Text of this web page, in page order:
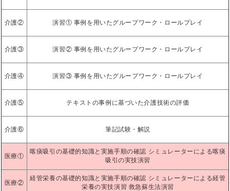
介護② 演習① 事例を用いたグループワーク・ロールプレイ
介護③ 演習② 事例を用いたグループワーク・ロールプレイ
介護④ 演習③ 事例を用いたグループワーク・ロールプレイ
介護⑤ テキストの事例に基づいた介護技術の評価
介護⑥ 筆記試験・解説
医療①
喀痰吸引の基礎的知識と実施手順の確認 シミュレーターによる喀痰
吸引の実技演習
医療②
経管栄養の基礎的知識と実施手順の確認 シミュレーターによる経管
栄養の実技演習 救急蘇生法演習